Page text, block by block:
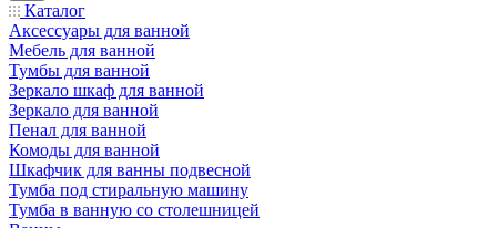
Каталог
Аксессуары для ванной
Мебель для ванной
Тумбы для ванной
Зеркало шкаф для ванной
Зеркало для ванной
Пенал для ванной
Комоды для ванной
Шкафчик для ванны подвесной
Тумба под стиральную машину
Тумба в ванную со столешницей